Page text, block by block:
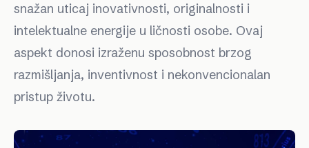
snažan uticaj inovativnosti, originalnosti i
intelektualne energije u ličnosti osobe. Ovaj
aspekt donosi izraženu sposobnost brzog
razmišljanja, inventivnost i nekonvencionalan
pristup životu.